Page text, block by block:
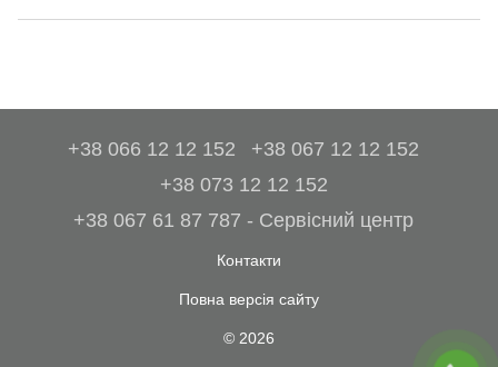
+38 066 12 12 152
+38 067 12 12 152
+38 073 12 12 152
+38 067 61 87 787 - Сервісний центр
Контакти
Повна версія сайту
© 2026